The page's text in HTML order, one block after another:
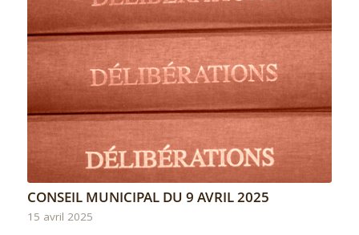
CONSEIL MUNICIPAL DU 9 AVRIL 2025
15 avril 2025